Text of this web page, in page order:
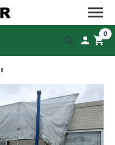
menu
search person shopping_cart
0

